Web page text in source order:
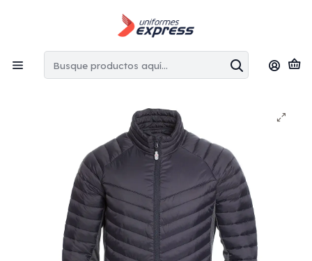
en la Región Metropolitana por copras superiores
Inicio Parkas
Parka térmica outdoor executive hombre